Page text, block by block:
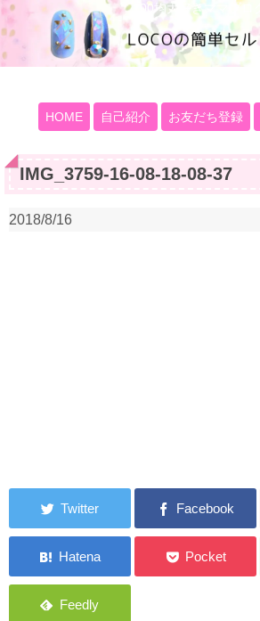
100均大好きママブログ
HOME 自己紹介 お友だち登録
IMG_3759-16-08-18-08-37
2018/8/16